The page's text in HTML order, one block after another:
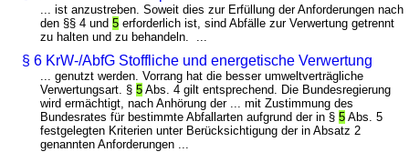
... ist anzustreben. Soweit dies zur Erfüllung der Anforderungen nach
den §§ 4 und5 erforderlich ist, sind Abfälle zur Verwertung getrennt
zu halten und zu behandeln. ...
§ 6 KrW-/AbfG Stoffliche und energetische Verwertung
... genutzt werden. Vorrang hat die besser umweltverträgliche
Verwertungsart. §5 Abs. 4 gilt entsprechend. Die Bundesregierung
wird ermächtigt, nach Anhörung der ... mit Zustimmung des
Bundesrates für bestimmte Abfallarten aufgrund der in §5 Abs. 5
festgelegten Kriterien unter Berücksichtigung der in Absatz 2
genannten Anforderungen ...